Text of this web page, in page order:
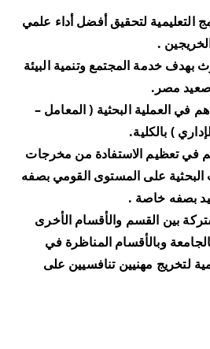
التعليمية لتحقيق أفضل أداء علمي
.
بهدف خدمة المجتمع وتنمية البيئة
مصر.
في العملية البحثية ( المعامل –
) بالكلية.
في تعظيم الاستفادة من مخرجات
البحثية على المستوى القومي بصفه
بصفه خاصة .
بين القسم والأقسام الأخرى
وبالأقسام المناظرة في
لتخريج مهنيين تنافسيين على